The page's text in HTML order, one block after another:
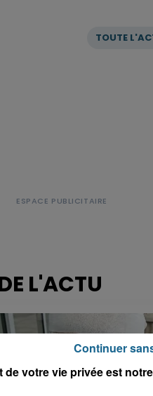
TOUTE
L'ACTU
de votre vie privée est
Continuer